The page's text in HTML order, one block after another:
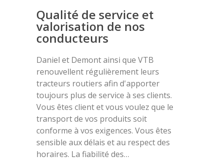
Qualité de service et
valorisation de nos
conducteurs
Daniel et Demont ainsi que VTB
renouvellent régulièrement leurs
tracteurs routiers afin d'apporter
toujours plus de service à ses clients.
Vous êtes client et vous voulez que le
transport de vos produits soit
conforme à vos exigences. Vous êtes
sensible aux délais et au respect des
horaires. La fiabilité des…